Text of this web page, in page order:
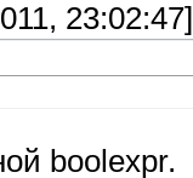
23:02:47]
boolexpr.